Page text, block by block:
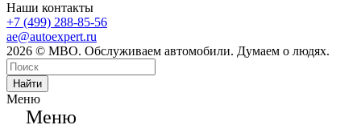
Наши контакты
+7 (499) 288-85-56
ae@autoexpert.ru
2026 © МВО. Обслуживаем автомобили. Думаем о людях.
Найти
Меню
Меню